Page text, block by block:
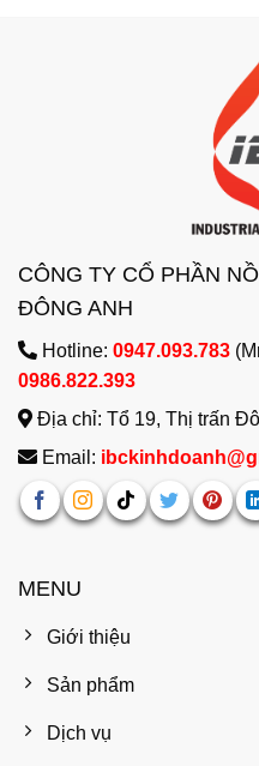
CÔNG TY CỔ PHẦN
ĐÔNG ANH
Hotline: 0947.093.783
0986.822.393
Địa chỉ: Tổ 19, Thị trấn
Email:
MENU
Giới thiệu
Sản phẩm
Dịch vụ